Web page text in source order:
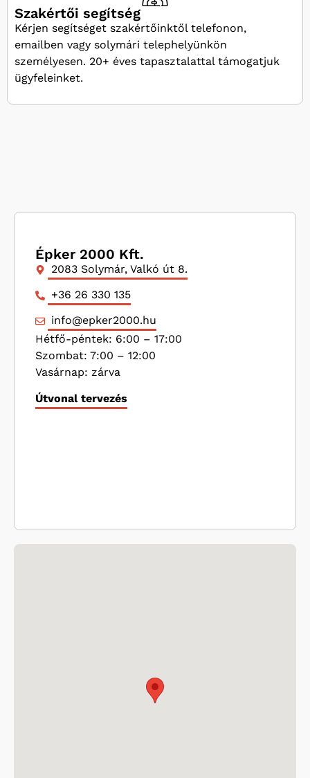
Szakértői segítség
Kérjen segítséget szakértőinktől telefonon,
emailben vagy solymári telephelyünkön
személyesen. 20+ éves tapasztalattal támogatjuk
ügyfeleinket.
Épker 2000 Kft.
2083 Solymár, Valkó út 8.
+36 26 330 135
info@epker2000.hu
Hétfő-péntek: 6:00 – 17:00
Szombat: 7:00 – 12:00
Vasárnap: zárva
Útvonal tervezés